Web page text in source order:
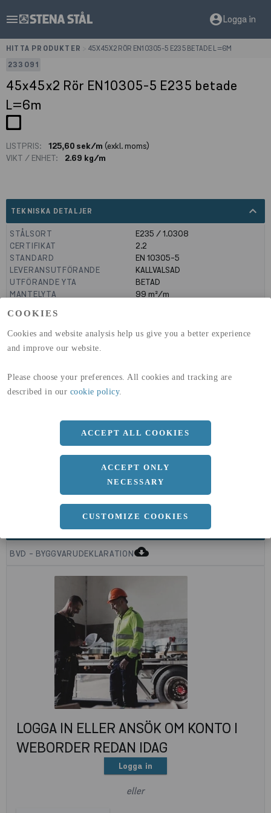
COOKIES
Cookies and website analysis help us give you a better experience
and improve our website.
Please choose your preferences. All cookies and tracking are
described in our cookie policy.
ACCEPT ALL COOKIES
ACCEPT ONLY
NECESSARY
CUSTOMIZE COOKIES
menu account_circleLogga in
HITTA PRODUKTER
45X45X2 RÖR EN10305-5 E235 BETADE L=6M
233091
45x45x2 Rör EN10305-5 E235 betade
L=6m
LISTPRIS: 125,60 sek/m (exkl. moms)
VIKT / ENHET:
2.69 kg/m
TEKNISKA DETALJER expand_less
STÅLSORT
E235 / 1.0308
CERTIFIKAT
2.2
STANDARD
EN 10305-5
LEVERANSUTFÖRANDE
KALLVALSAD
UTFÖRANDE YTA
BETAD
MANTELYTA
99 m²/m
(A1-A3)
GLOBAL WARMING POTENTIAL
(A4)
32,5kg co2-eq./ton
a
b 45 MM
c
2 MM
BVD - BYGGVARUDEKLARATIONcloud_download
LOGGA IN ELLER ANSÖK OM KONTO I
WEBORDER REDAN IDAG
Logga in
eller